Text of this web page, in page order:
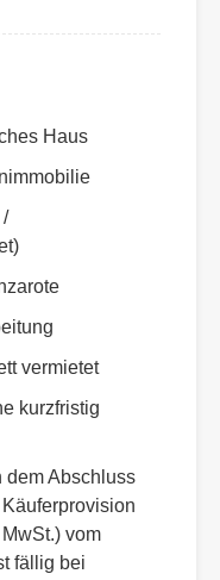
Haus
/
vermietet
kurzfristig
dem Abschluss
vom
fällig bei